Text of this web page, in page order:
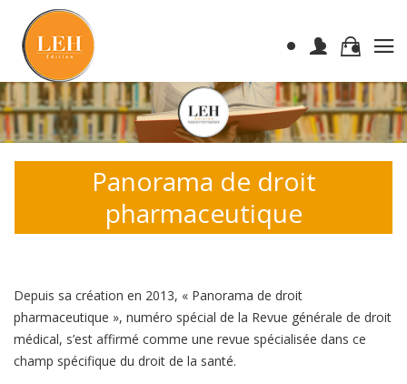
Panorama de droit
pharmaceutique
Depuis sa création en 2013, « Panorama de droit
pharmaceutique », numéro spécial de la Revue générale de droit
médical, s’est affirmé comme une revue spécialisée dans ce
champ spécifique du droit de la santé.